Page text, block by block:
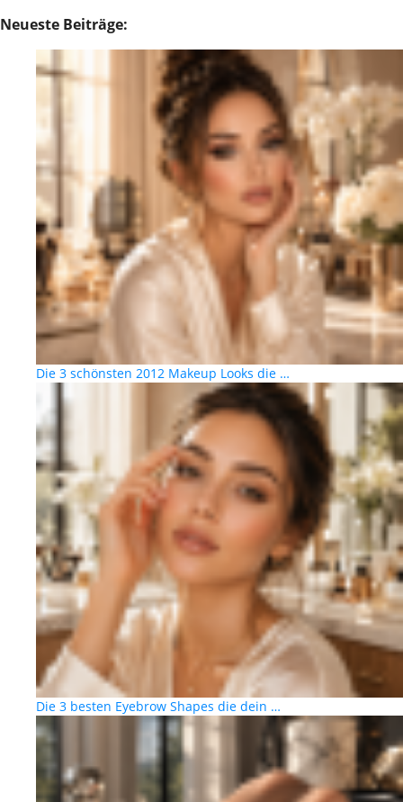
Neueste Beiträge:
Die 3 schönsten 2012 Makeup Looks die …
Die 3 besten Eyebrow Shapes die dein …